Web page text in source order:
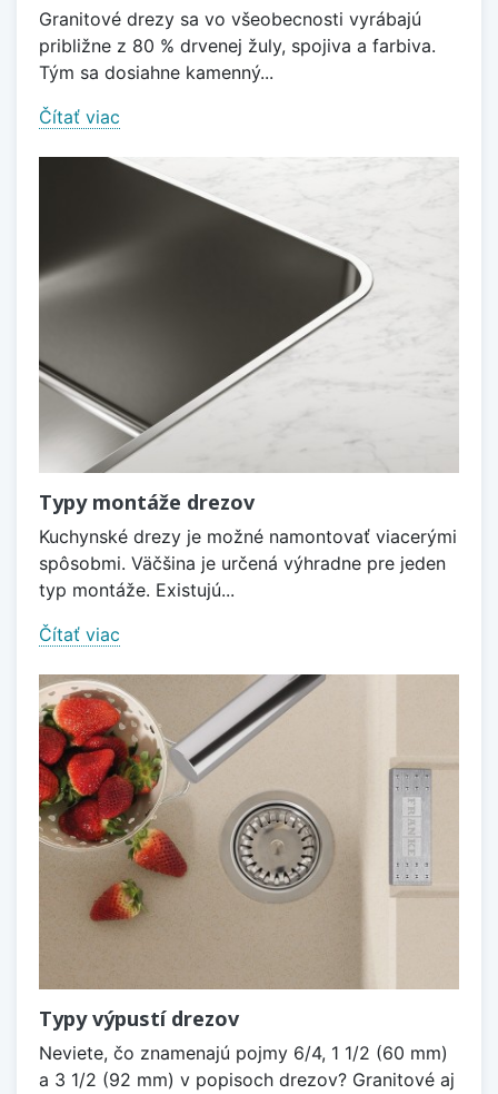
Granitové drezy sa vo všeobecnosti vyrábajú
približne z 80 % drvenej žuly, spojiva a farbiva.
Tým sa dosiahne kamenný...
Čítať viac
Typy montáže drezov
Kuchynské drezy je možné namontovať viacerými
spôsobmi. Väčšina je určená výhradne pre jeden
typ montáže. Existujú...
Čítať viac
Typy výpustí drezov
Neviete, čo znamenajú pojmy 6/4, 1 1/2 (60 mm)
a 3 1/2 (92 mm) v popisoch drezov? Granitové aj